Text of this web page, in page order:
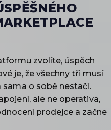
zvolíte, úspěch
je, že všechny tři musí
o sobě nestačí.
ale ne operativa,
prodejce a začne